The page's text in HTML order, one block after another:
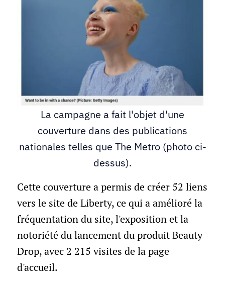
La campagne a fait l'objet d'une
couverture dans des publications
nationales telles que The Metro (photo ci-
dessus).
Cette couverture a permis de créer 52 liens
vers le site de Liberty, ce qui a amélioré la
fréquentation du site, l'exposition et la
notoriété du lancement du produit Beauty
Drop, avec 2 215 visites de la page
d'accueil.